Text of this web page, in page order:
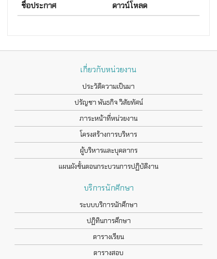
ชื่อประกาศ ดาวน์โหลด
เกี่ยวกับหน่วยงาน
ประวัติความเป็นมา
ปรัญชา พันธกิจ วิสัยทัศน์
ภาระหน้าที่หน่วยงาน
โครงสร้างการบริหาร
ผู้บริหารและบุคลากร
แผนผังขั้นตอนกระบวนการปฏิบัติงาน
บริการนักศึกษา
ระบบบริการนักศึกษา
ปฏิทินการศึกษา
ตารางเรียน
ตารางสอบ